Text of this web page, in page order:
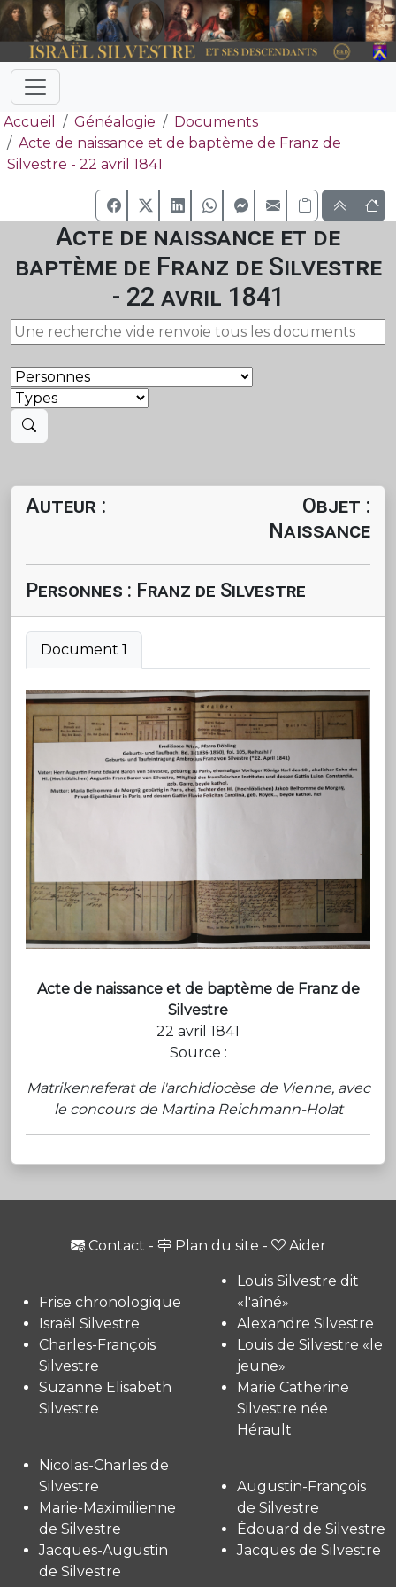
Accueil Généalogie
Documents
Acte de naissance et de baptème de Franz de
Silvestre - 22 avril 1841
Acte de naissance et de
baptème de Franz de Silvestre
- 22 avril 1841
Auteur :
Objet :
Naissance
Personnes : Franz de Silvestre
Document 1
Acte de naissance et de baptème de Franz de
Silvestre
22 avril 1841
Source :
Matrikenreferat de l'archidiocèse de Vienne, avec
le concours de Martina Reichmann-Holat
Contact - Plan du site - Aider
Frise chronologique
Israël Silvestre
Charles-François
Silvestre
Suzanne Elisabeth
Silvestre
Louis Silvestre dit
«l'aîné»
Alexandre Silvestre
Louis de Silvestre «le
jeune»
Marie Catherine
Silvestre née
Hérault
Nicolas-Charles de
Silvestre
Marie-Maximilienne
de Silvestre
Jacques-Augustin
de Silvestre
Augustin-François
de Silvestre
Édouard de Silvestre
Jacques de Silvestre